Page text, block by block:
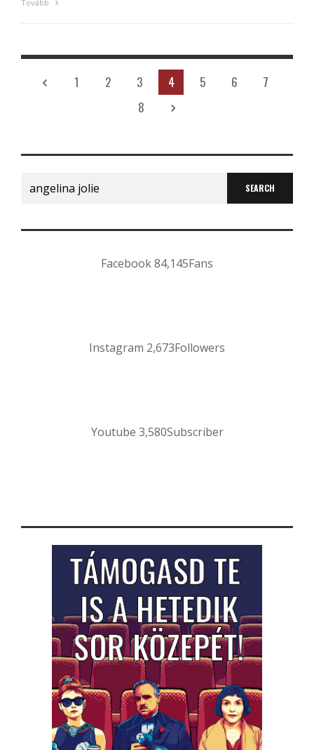
Tovább
1 2 3 4 5 6
7
8
for:
Facebook84,145Fans
Instagram 2,673Followers
Youtube 3,580Subscriber